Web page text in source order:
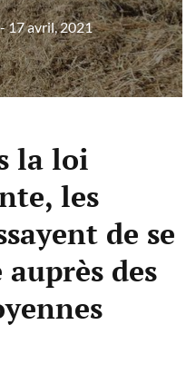
- 17 avril, 2021
la loi
les
de se
des